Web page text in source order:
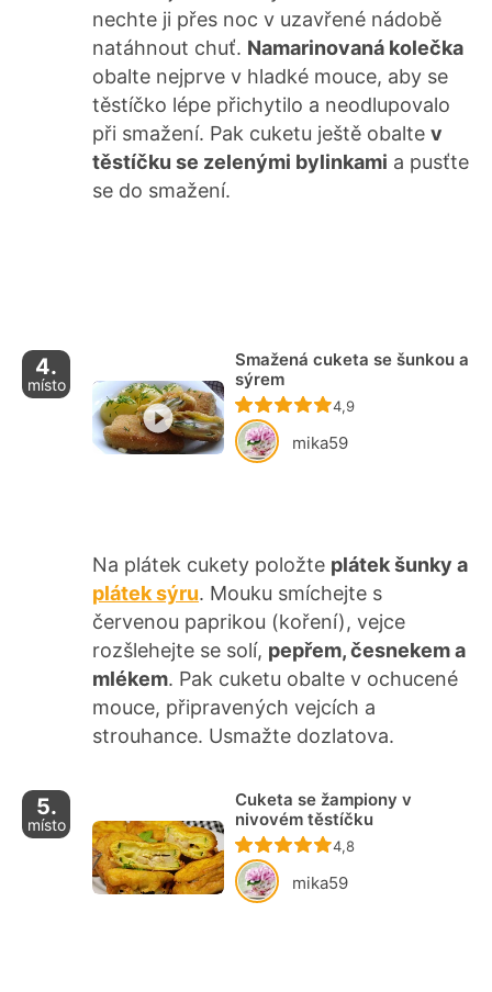
nechte ji přes noc v uzavřené nádobě
natáhnout chuť. Namarinovaná kolečka
obalte nejprve v hladké mouce, aby se
těstíčko lépe přichytilo a neodlupovalo
při smažení. Pak cuketu ještě obalte v
těstíčku se zelenými bylinkami a pusťte
se do smažení.
4.
místo
Smažená cuketa se šunkou a
sýrem
Recept ještě nebyl
4,9
mika59
Na plátek cukety položte plátek šunky a
plátek sýru. Mouku smíchejte s
červenou paprikou (koření), vejce
rozšlehejte se solí, pepřem, česnekem a
mlékem. Pak cuketu obalte v ochucené
mouce, připravených vejcích a
strouhance. Usmažte dozlatova.
5.
místo
Cuketa se žampiony v
nivovém těstíčku
Recept ještě nebyl
4,8
mika59